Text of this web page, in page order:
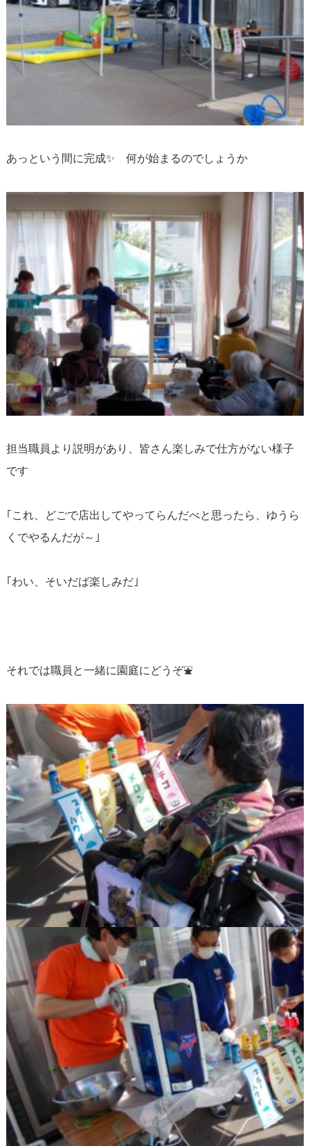
あっという間に完成✨ 何が始まるのでしょうか
担当職員より説明があり、皆さん楽しみで仕方がない様子
です
｢これ、どごで店出してやってらんだべと思ったら、ゆうら
くでやるんだが～｣
｢わい、そいだば楽しみだ｣
それでは職員と一緒に園庭にどうぞ⛲